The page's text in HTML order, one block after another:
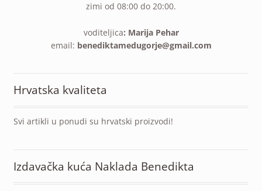
zimi od 08:00 do 20:00.
voditeljica: Marija Pehar
email: benediktamedugorje@gmail.com
Hrvatska kvaliteta
Svi artikli u ponudi su hrvatski proizvodi!
Izdavačka kuća Naklada Benedikta